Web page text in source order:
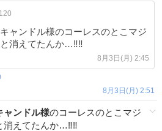
ャンドル様のコーレスのとこマジ
消えてたんか…‼️‼️
8月3日(月) 2:45
8月3日(月) 2:51
ャンドル様のコーレスのとこマジ
えてたんか…‼️‼️